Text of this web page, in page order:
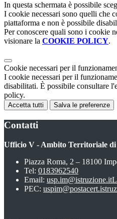
In questa schermata è possibile
I cookie necessari sono quelli che
piattaforma e non è possibile
Per conoscere quali sono i cookie
visionare la COOKIE POLICY.
Cookie necessari per il
I cookie necessari per il
disabilitati. È possibile consultare
policy.
Accetta tutti Salva le preferenze
Contatti
Ufficio V - Ambito Territoriale
Piazza Roma, 2 – 18100
Tel: 0183962540
Email: usp.im@istruzione.it
PEC: